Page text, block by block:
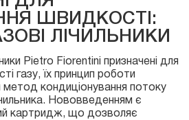
ШВИДКОСТІ:
ЛІЧИЛЬНИКИ
Pietro Fiorentini призначені для
газу, їх принцип роботи
метод кондиціонування потоку
Нововведенням є
картридж, що дозволяє